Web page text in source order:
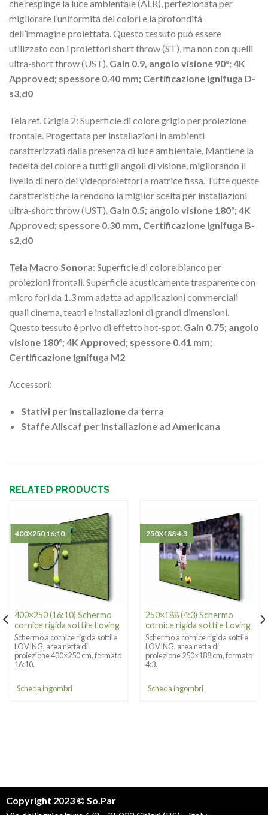
che respinge la luce ambientale (ALR), perfezionata per
migliorare l’uniformità dei colori e la profondità
dell’immagine proiettata. Questo tessuto può essere
utilizzato con i proiettori short throw (ST), ma non con quelli
ultra-short throw (UST). Gain 0.9, angolo visione 90°; 4K
Approved; spessore 0.40 mm; Certificazione ignifuga D-
s3,d0
Tela ref. Grigia 2: Superficie di colore grigio per proiezione
frontale. Progettata per installazioni in ambienti
caratterizzati dalla presenza di luce ambientale. Mantiene la
fedeltà del colore a tutti gli angoli di visione, migliorando il
livello di nero dei videoproiettori a matrice fissa. Tutte queste
caratteristiche la rendono la miglior scelta per installazioni
ultra-short throw (UST). Gain 0.5; angolo visione 180°; 4K
Approved; spessore 0.30 mm, Certificazione ignifuga B-
s2,d0
Tela Macro Sonora: Superficie di colore bianco per
proiezioni frontali. Superficie acusticamente trasparente con
micro fori da 1.3 mm adatta ad applicazioni commerciali
quali cinema, teatri e installazioni di grandi dimensioni.
Questo tessuto è privo di effetto hot-spot. Gain 0.75; angolo
visione 180°; 4K Approved; spessore 0.41 mm;
Certificazione ignifuga M2
Accessori:
Stativi per installazione da terra
Staffe Aliscaf per installazione ad Americana
RELATED PRODUCTS
400×250 (16:10) Schermo
cornice rigida sottile Loving
Schermo a cornice rigida sottile
LOVING, area netta di
proiezione 400×250 cm, formato
16:10.
Scheda ingombri
400X250 16:10
250×188 (4:3) Schermo
cornice rigida sottile Loving
Schermo a cornice rigida sottile
LOVING, area netta di
proiezione 250×188 cm, formato
4:3.
Scheda ingombri
250X188 4:3
Copyright 2023 © So.Par